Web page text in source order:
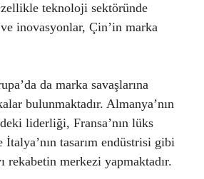
teknoloji sektöründe
inovasyonlar, Çin’in marka
da marka savaşlarına
bulunmaktadır. Almanya’nın
liderliği, Fransa’nın lüks
İtalya’nın tasarım endüstrisi gibi
rekabetin merkezi yapmaktadır.